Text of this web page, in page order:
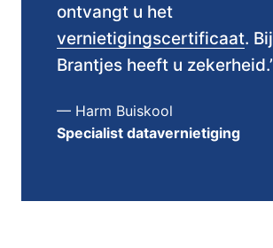
ontvangt u het
vernietigingscertificaat. Bij
Brantjes heeft u zekerheid.’
— Harm Buiskool
Specialist datavernietiging